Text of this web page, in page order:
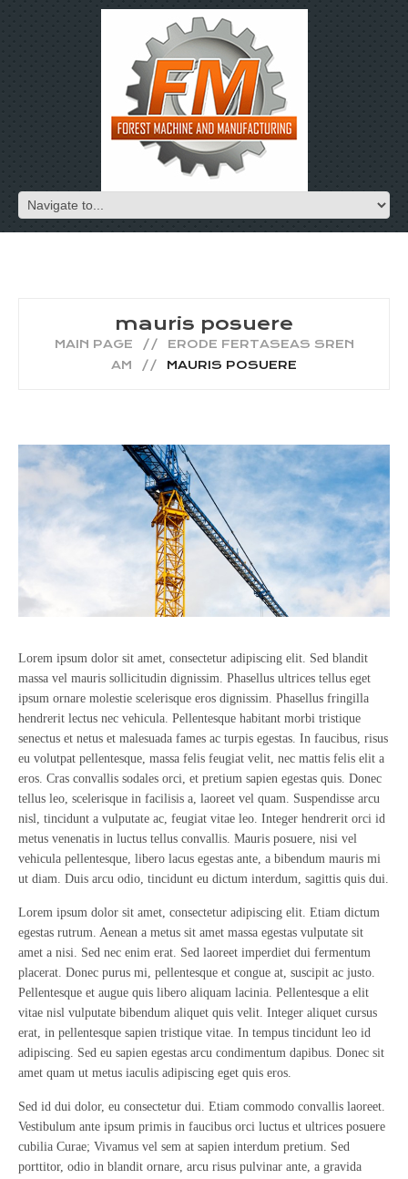
mauris posuere
MAIN PAGE
ERODE FERTASEAS SREN
AM
MAURIS POSUERE
Lorem ipsum dolor sit amet, consectetur adipiscing elit. Sed blandit
massa vel mauris sollicitudin dignissim. Phasellus ultrices tellus eget
ipsum ornare molestie scelerisque eros dignissim. Phasellus fringilla
hendrerit lectus nec vehicula. Pellentesque habitant morbi tristique
senectus et netus et malesuada fames ac turpis egestas. In faucibus, risus
eu volutpat pellentesque, massa felis feugiat velit, nec mattis felis elit a
eros. Cras convallis sodales orci, et pretium sapien egestas quis. Donec
tellus leo, scelerisque in facilisis a, laoreet vel quam. Suspendisse arcu
nisl, tincidunt a vulputate ac, feugiat vitae leo. Integer hendrerit orci id
metus venenatis in luctus tellus convallis. Mauris posuere, nisi vel
vehicula pellentesque, libero lacus egestas ante, a bibendum mauris mi
ut diam. Duis arcu odio, tincidunt eu dictum interdum, sagittis quis dui.
Lorem ipsum dolor sit amet, consectetur adipiscing elit. Etiam dictum
egestas rutrum. Aenean a metus sit amet massa egestas vulputate sit
amet a nisi. Sed nec enim erat. Sed laoreet imperdiet dui fermentum
placerat. Donec purus mi, pellentesque et congue at, suscipit ac justo.
Pellentesque et augue quis libero aliquam lacinia. Pellentesque a elit
vitae nisl vulputate bibendum aliquet quis velit. Integer aliquet cursus
erat, in pellentesque sapien tristique vitae. In tempus tincidunt leo id
adipiscing. Sed eu sapien egestas arcu condimentum dapibus. Donec sit
amet quam ut metus iaculis adipiscing eget quis eros.
Sed id dui dolor, eu consectetur dui. Etiam commodo convallis laoreet.
Vestibulum ante ipsum primis in faucibus orci luctus et ultrices posuere
cubilia Curae; Vivamus vel sem at sapien interdum pretium. Sed
porttitor, odio in blandit ornare, arcu risus pulvinar ante, a gravida